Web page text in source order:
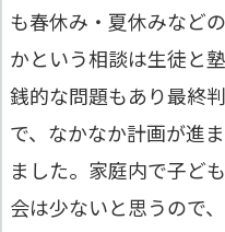
も春休み・夏休みなど
かという相談は生徒と
銭的な問題もあり最終
で、なかなか計画が進
ました。家庭内で子ど
会は少ないと思うので